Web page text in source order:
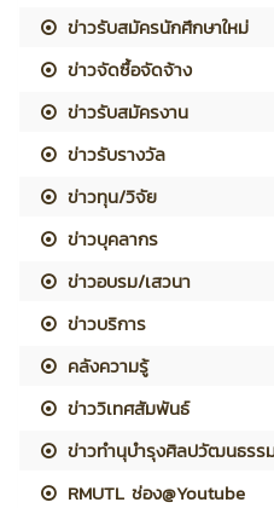
ข่าวรับสมัครนักศึกษาใหม่
ข่าวจัดซื้อจัดจ้าง
ข่าวรับสมัครงาน
ข่าวรับรางวัล
ข่าวทุน/วิจัย
ข่าวบุคลากร
ข่าวอบรม/เสวนา
ข่าวบริการ
คลังความรู้
ข่าววิเทศสัมพันธ์
ข่าวทำนุบำรุงศิลปวัฒนธรร
RMUTL ช่อง@Youtube